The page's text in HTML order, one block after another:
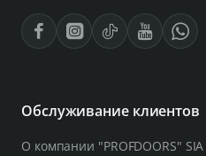
Обслуживание клиентов
О компании "PROFDOORS" SIA